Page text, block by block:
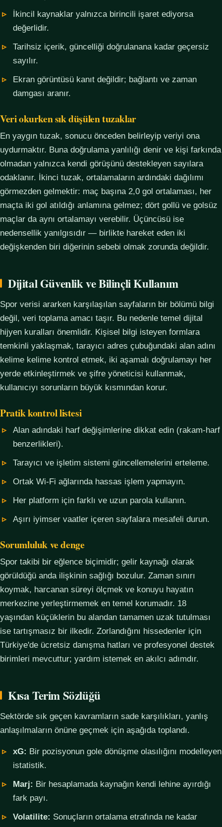
İkincil kaynaklar yalnızca birincili işaret ediyorsa
değerlidir.
Tarihsiz içerik, güncelliği doğrulanana kadar geçersiz
sayılır.
Ekran görüntüsü kanıt değildir; bağlantı ve zaman
damgası aranır.
Veri okurken sık düşülen tuzaklar
En yaygın tuzak, sonucu önceden belirleyip veriyi ona
uydurmaktır. Buna doğrulama yanlılığı denir ve kişi farkında
olmadan yalnızca kendi görüşünü destekleyen sayılara
odaklanır. İkinci tuzak, ortalamaların ardındaki dağılımı
görmezden gelmektir: maç başına 2,0 gol ortalaması, her
maçta iki gol atıldığı anlamına gelmez; dört gollü ve golsüz
maçlar da aynı ortalamayı verebilir. Üçüncüsü ise
nedensellik yanılgısıdır — birlikte hareket eden iki
değişkenden biri diğerinin sebebi olmak zorunda değildir.
Dijital Güvenlik ve Bilinçli Kullanım
Spor verisi ararken karşılaşılan sayfaların bir bölümü bilgi
değil, veri toplama amacı taşır. Bu nedenle temel dijital
hijyen kuralları önemlidir. Kişisel bilgi isteyen formlara
temkinli yaklaşmak, tarayıcı adres çubuğundaki alan adını
kelime kelime kontrol etmek, iki aşamalı doğrulamayı her
yerde etkinleştirmek ve şifre yöneticisi kullanmak,
kullanıcıyı sorunların büyük kısmından korur.
Pratik kontrol listesi
Alan adındaki harf değişimlerine dikkat edin (rakam-harf
benzerlikleri).
Tarayıcı ve işletim sistemi güncellemelerini erteleme.
Ortak Wi-Fi ağlarında hassas işlem yapmayın.
Her platform için farklı ve uzun parola kullanın.
Aşırı iyimser vaatler içeren sayfalara mesafeli durun.
Sorumluluk ve denge
Spor takibi bir eğlence biçimidir; gelir kaynağı olarak
görüldüğü anda ilişkinin sağlığı bozulur. Zaman sınırı
koymak, harcanan süreyi ölçmek ve konuyu hayatın
merkezine yerleştirmemek en temel korumadır. 18
yaşından küçüklerin bu alandan tamamen uzak tutulması
ise tartışmasız bir ilkedir. Zorlandığını hissedenler için
Türkiye'de ücretsiz danışma hatları ve profesyonel destek
birimleri mevcuttur; yardım istemek en akılcı adımdır.
Kısa Terim Sözlüğü
Sektörde sık geçen kavramların sade karşılıkları, yanlış
anlaşılmaların önüne geçmek için aşağıda toplandı.
xG: Bir pozisyonun gole dönüşme olasılığını modelleyen
istatistik.
Marj: Bir hesaplamada kaynağın kendi lehine ayırdığı
fark payı.
Volatilite: Sonuçların ortalama etrafında ne kadar